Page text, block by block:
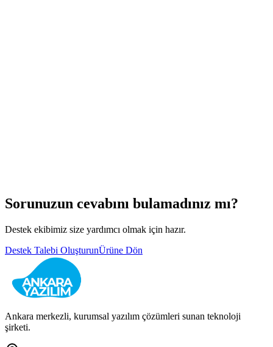
Sorunuzun cevabını bulamadınız mı?
Destek ekibimiz size yardımcı olmak için hazır.
Destek Talebi OluşturunÜrüne Dön
Ankara merkezli, kurumsal yazılım çözümleri sunan teknoloji
şirketi.